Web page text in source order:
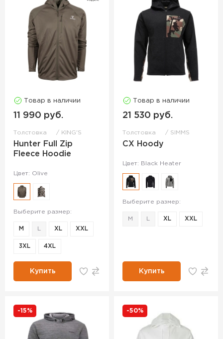
Товар в наличии
11 990 руб.
Толстовка KING'S
Hunter Full Zip
Fleece Hoodie
Цвет: Olive
Выберите размер:
M XL XXL
3XL 4XL
Купить
Товар в наличии
21 530 руб.
Толстовка SIMMS
CX Hoody
Цвет: Black Heater
Выберите размер:
M XL XXL
Купить
-15% -50%